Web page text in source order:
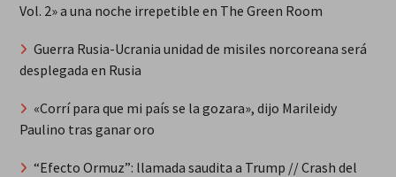
Vol. 2» a una noche irrepetible en The Green Room
Guerra Rusia-Ucrania unidad de misiles norcoreana será
desplegada en Rusia
«Corrí para que mi país se la gozara», dijo Marileidy
Paulino tras ganar oro
“Efecto Ormuz”: llamada saudita a Trump // Crash del